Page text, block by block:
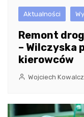
Aktualności
Remont
– Wilczyska
kierowców
Wojciech